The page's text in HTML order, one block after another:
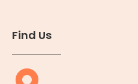
Find Us